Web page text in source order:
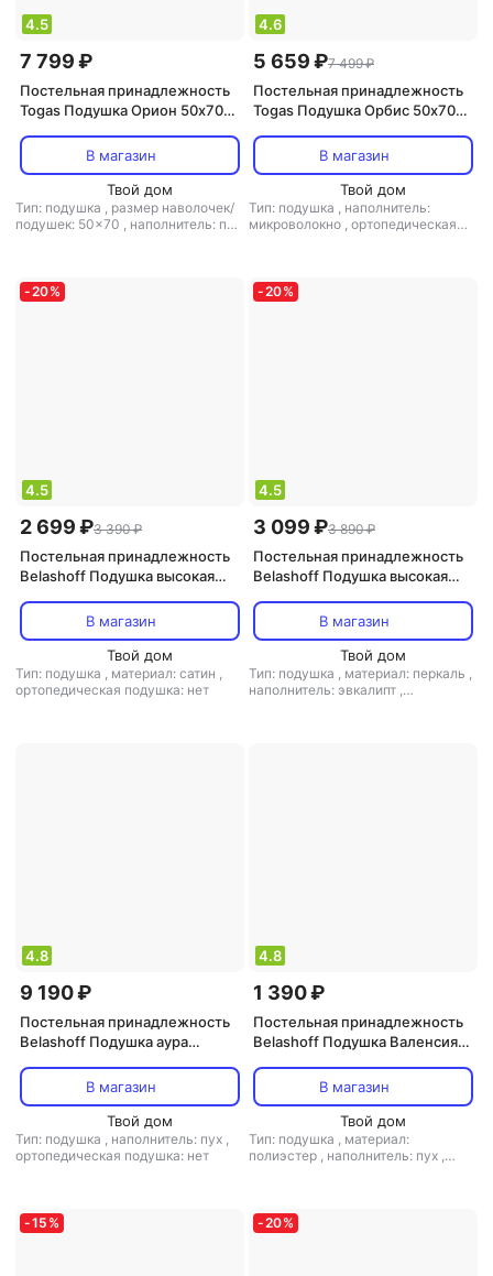
4.5
7 799 ₽
Постельная принадлежность
Togas Подушка Орион 50х70
В магазин
Твой дом
Тип: подушка , размер наволочек/
подушек: 50x70 , наполнитель: пух
4.6
5 659 ₽7 499 ₽
Постельная принадлежность
Togas Подушка Орбис 50х70
В магазин
Твой дом
Тип: подушка , наполнитель:
микроволокно , ортопедическая
-20%
4.5
2 699 ₽3 390 ₽
Постельная принадлежность
Belashoff Подушка высокая
В магазин
Твой дом
Тип: подушка , материал: сатин ,
ортопедическая подушка: нет
-20%
4.5
3 099 ₽3 890 ₽
Постельная принадлежность
Belashoff Подушка высокая
В магазин
Твой дом
Тип: подушка , материал: перкаль ,
наполнитель: эвкалипт ,
4.8
9 190 ₽
Постельная принадлежность
Belashoff Подушка аура
В магазин
Твой дом
Тип: подушка , наполнитель: пух ,
ортопедическая подушка: нет
4.8
1 390 ₽
Постельная принадлежность
Belashoff Подушка Валенсия
В магазин
Твой дом
Тип: подушка , материал:
полиэстер , наполнитель: пух ,
-15 % -20%